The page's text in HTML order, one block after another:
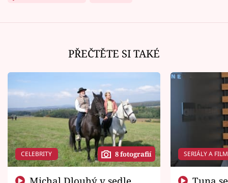
PŘEČTĚTE SI TAKÉ
CELEBRITY 8 fotografií SERIÁLY A